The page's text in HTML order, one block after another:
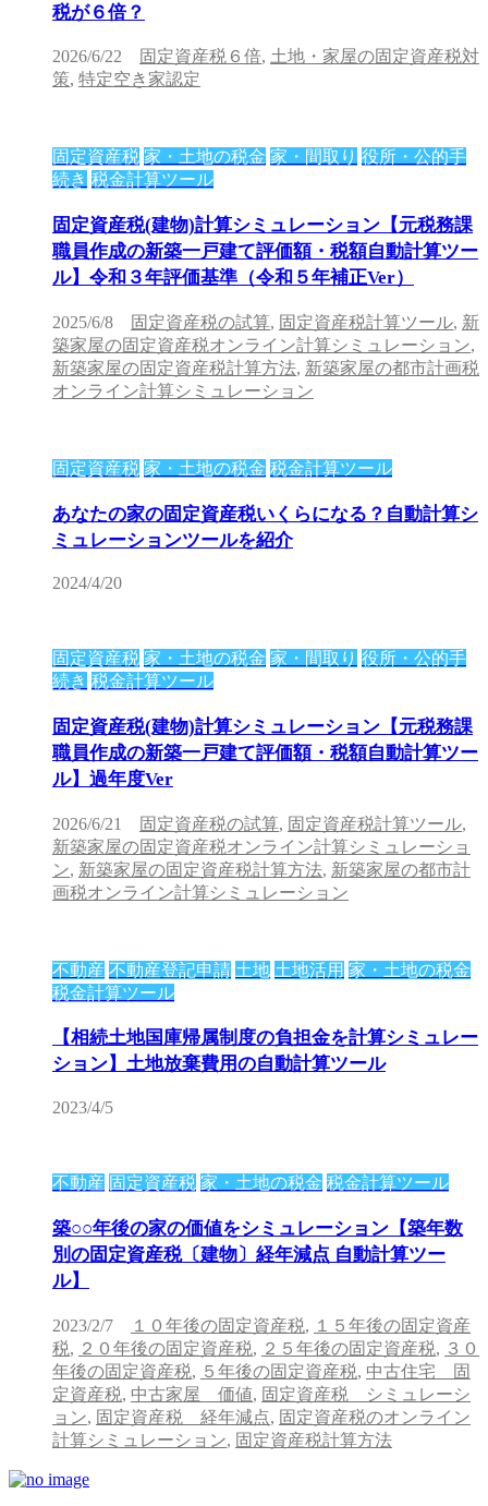
税が６倍？
2026/6/22 固定資産税６倍, 土地・家屋の固定資産税対
策, 特定空き家認定
固定資産税 家・土地の税金 家・間取り 役所・公的手
続き 税金計算ツール
固定資産税(建物)計算シミュレーション【元税務課
職員作成の新築一戸建て評価額・税額自動計算ツー
ル】令和３年評価基準（令和５年補正Ver）
2025/6/8 固定資産税の試算, 固定資産税計算ツール, 新
築家屋の固定資産税オンライン計算シミュレーション,
新築家屋の固定資産税計算方法, 新築家屋の都市計画税
オンライン計算シミュレーション
固定資産税 家・土地の税金 税金計算ツール
あなたの家の固定資産税いくらになる？自動計算シ
ミュレーションツールを紹介
2024/4/20
固定資産税 家・土地の税金 家・間取り 役所・公的手
続き 税金計算ツール
固定資産税(建物)計算シミュレーション【元税務課
職員作成の新築一戸建て評価額・税額自動計算ツー
ル】過年度Ver
2026/6/21 固定資産税の試算, 固定資産税計算ツール,
新築家屋の固定資産税オンライン計算シミュレーショ
ン, 新築家屋の固定資産税計算方法, 新築家屋の都市計
画税オンライン計算シミュレーション
不動産 不動産登記申請 土地 土地活用 家・土地の税金
税金計算ツール
【相続土地国庫帰属制度の負担金を計算シミュレー
ション】土地放棄費用の自動計算ツール
2023/4/5
不動産 固定資産税 家・土地の税金 税金計算ツール
築○○年後の家の価値をシミュレーション【築年数
別の固定資産税〔建物〕経年減点 自動計算ツー
ル】
2023/2/7 １０年後の固定資産税, １５年後の固定資産
税, ２０年後の固定資産税, ２５年後の固定資産税, ３０
年後の固定資産税, ５年後の固定資産税, 中古住宅 固
定資産税, 中古家屋 価値, 固定資産税 シミュレーシ
ョン, 固定資産税 経年減点, 固定資産税のオンライン
計算シミュレーション, 固定資産税計算方法